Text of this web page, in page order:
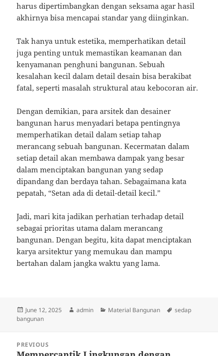
harus dipertimbangkan dengan seksama agar hasil
akhirnya bisa mencapai standar yang diinginkan.
Tak hanya untuk estetika, memperhatikan detail
juga penting untuk memastikan keamanan dan
kenyamanan penghuni bangunan. Sebuah
kesalahan kecil dalam detail desain bisa berakibat
fatal, seperti masalah struktural atau kebocoran air.
Dengan demikian, para arsitek dan desainer
bangunan harus menyadari betapa pentingnya
memperhatikan detail dalam setiap tahap
merancang sebuah bangunan. Kecermatan dalam
setiap detail akan membawa dampak yang besar
dalam menciptakan bangunan yang sedap
dipandang dan berdaya tahan. Sebagaimana kata
pepatah, “Setan ada di detail-detail kecil.”
Jadi, mari kita jadikan perhatian terhadap detail
sebagai prioritas utama dalam merancang
bangunan. Dengan begitu, kita dapat menciptakan
karya arsitektur yang memukau dan mampu
bertahan dalam jangka waktu yang lama.
Posted
on
June 12, 2025 Author
admin Categories
Material Bangunan Tags
sedap
bangunan
navigation
PREVIOUS